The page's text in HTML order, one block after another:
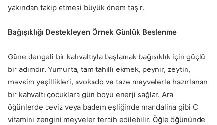
yakından takip etmesi büyük önem taşır.
Bağışıklığı Destekleyen Örnek Günlük Beslenme
Güne dengeli bir kahvaltıyla başlamak bağışıklık için güçlü
bir adımdır. Yumurta, tam tahıllı ekmek, peynir, zeytin,
mevsim yeşillikleri, avokado ve taze meyvelerle hazırlanan
bir kahvaltı çocuklara gün boyu enerji sağlar. Ara
öğünlerde ceviz veya badem eşliğinde mandalina gibi C
vitamini zengini meyveler tercih edilebilir. Öğle öğününde